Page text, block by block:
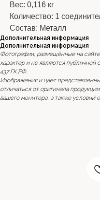
Вес: 0,116 кг
Количество: 1
Состав: Металл
Дополнительная информация
Дополнительная информация
Фотографии, размещённые на
характер и не являются
437 ГК РФ.
Изображения и цвет
отличаться от оригинала
вашего монитора, а также условий